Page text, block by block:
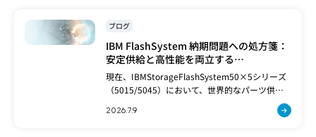
ブログ
IBM FlashSystem 納期問題への処方箋：
安定供給と高性能を両立する
「FlashSystem 5600」への移行提案
現在、IBMStorageFlashSystem50×5シリーズ
（5015/5045）において、世界的なパーツ供給
不足の影響により、製造および出荷の見通しが
立たない状況が続いております。この納期問題
2026.7.9